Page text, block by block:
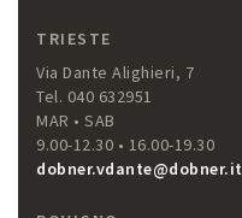
TRIESTE
Via Dante Alighieri, 7
Tel. 040 632951
MAR • SAB
9.00-12.30 • 16.00-19.30
dobner.vdante@dobner.it